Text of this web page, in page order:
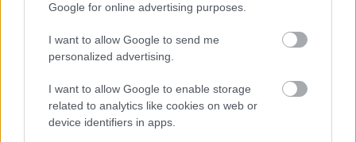
Google for online advertising purposes.
I want to allow Google to send me
personalized advertising.
I want to allow Google to enable storage
related to analytics like cookies on web or
device identifiers in apps.